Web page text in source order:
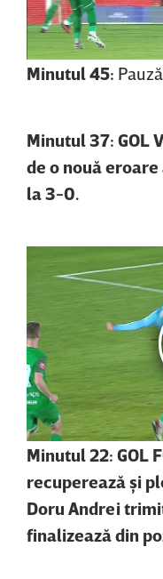
Minutul 45:
Minutul 37: GOL
de o nouă
la 3-0.
Minutul 22: GOL
recuperează şi
Doru Andrei
finalizează din